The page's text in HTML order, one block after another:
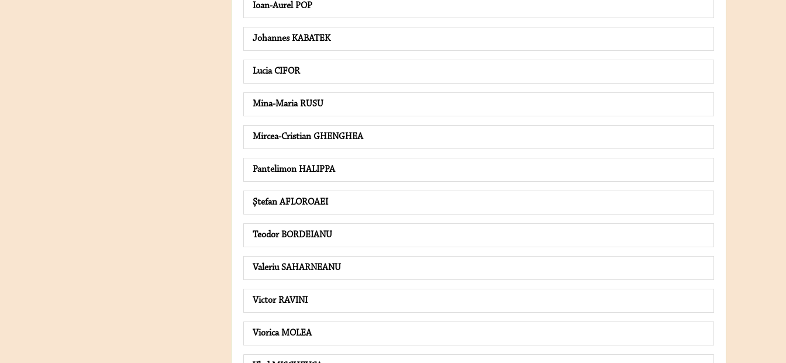
Ioan-Aurel POP
Johannes KABATEK
Lucia CIFOR
Mina-Maria RUSU
Mircea-Cristian GHENGHEA
Pantelimon HALIPPA
Ştefan AFLOROAEI
Teodor BORDEIANU
Valeriu SAHARNEANU
Victor RAVINI
Viorica MOLEA